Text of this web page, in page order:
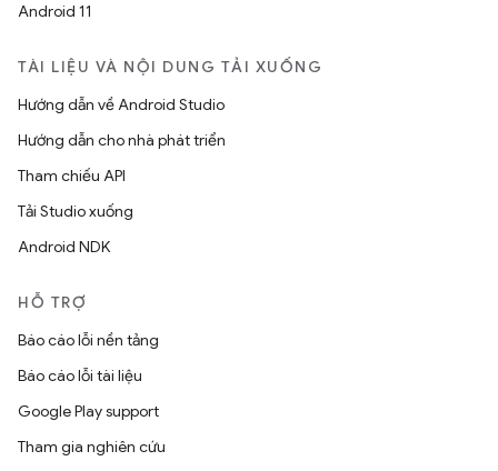
Android 11
TÀI LIỆU VÀ NỘI DUNG TẢI XUỐNG
Hướng dẫn về Android Studio
Hướng dẫn cho nhà phát triển
Tham chiếu API
Tải Studio xuống
Android NDK
HỖ TRỢ
Báo cáo lỗi nền tảng
Báo cáo lỗi tài liệu
Google Play support
Tham gia nghiên cứu